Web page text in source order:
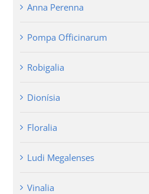
Anna Perenna
Pompa Officinarum
Robigalia
Dionísia
Floralia
Ludi Megalenses
Vinalia